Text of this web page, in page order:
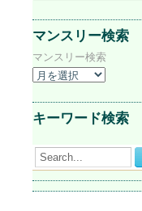
マンスリー検索
マンスリー検索
キーワード検索
Search...